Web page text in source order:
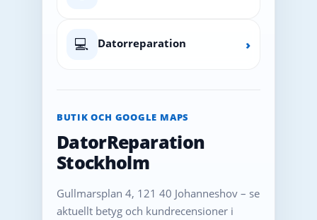
💻 Datorreparation ›
BUTIK OCH GOOGLE MAPS
DatorReparation
Stockholm
Gullmarsplan 4, 121 40 Johanneshov – se
aktuellt betyg och kundrecensioner i